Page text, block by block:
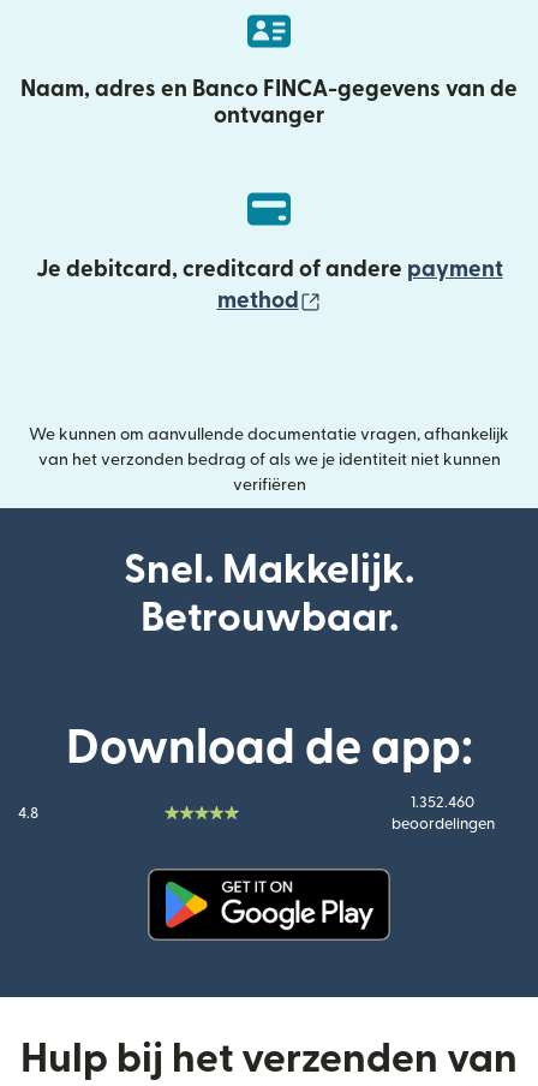
Naam, adres en Banco FINCA-gegevens van de
ontvanger
Je debitcard, creditcard of andere payment
method
We kunnen om aanvullende documentatie vragen, afhankelijk
van het verzonden bedrag of als we je identiteit niet kunnen
verifiëren
Snel. Makkelijk.
Betrouwbaar.
Download de app:
4.8
1.352.460
beoordelingen
Hulp bij het verzenden van